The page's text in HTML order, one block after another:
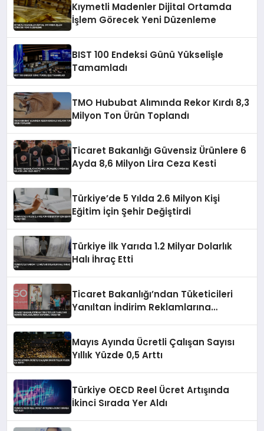
Kıymetli Madenler Dijital Ortamda
İşlem Görecek Yeni Düzenleme
BIST 100 Endeksi Günü Yükselişle
Tamamladı
TMO Hububat Alımında Rekor Kırdı 8,3
Milyon Ton Ürün Toplandı
Ticaret Bakanlığı Güvensiz Ürünlere 6
Ayda 8,6 Milyon Lira Ceza Kesti
Türkiye’de 5 Yılda 2.6 Milyon Kişi
Eğitim İçin Şehir Değiştirdi
Türkiye İlk Yarıda 1.2 Milyar Dolarlık
Halı İhraç Etti
Ticaret Bakanlığı’ndan Tüketicileri
Yanıltan İndirim Reklamlarına
Mayıs Ayında Ücretli Çalışan Sayısı
Yıllık Yüzde 0,5 Arttı
Türkiye OECD Reel Ücret Artışında
İkinci Sırada Yer Aldı